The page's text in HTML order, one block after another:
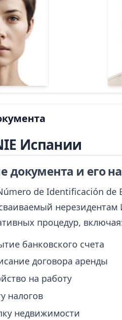
Испании
документа и его
de Identificación
процедур,
банковского счета
договора аренды
на работу
налогов
недвижимости